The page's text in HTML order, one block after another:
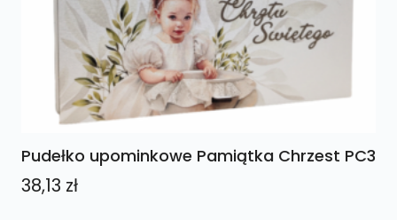
Pudełko upominkowe Pamiątka Chrzest PC3
38,13 zł